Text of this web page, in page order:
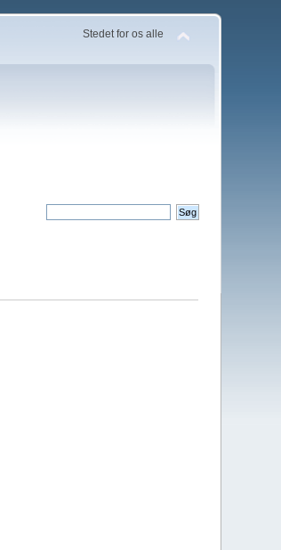
Stedet for os alle